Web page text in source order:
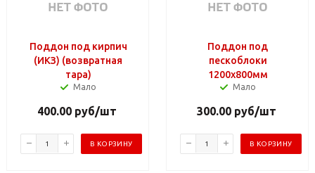
Поддон под кирпич
(ИКЗ) (возвратная
тара)
Мало
400.00руб/шт
В КОРЗИНУ
Поддон под
пескоблоки
1200х800мм
Мало
300.00руб/шт
В КОРЗИНУ